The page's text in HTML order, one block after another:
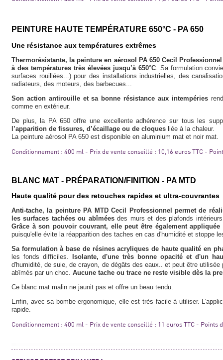
PEINTURE HAUTE TEMPÉRATURE 650°C - PA 650
Une résistance aux températures extrêmes
Thermorésistante, la peinture en aérosol PA 650 Cecil
à des températures très élevées jusqu’à 650°C. Sa formulation
surfaces rouillées...) pour des installations industrielles, des
radiateurs, des moteurs, des barbecues...
Son action antirouille et sa bonne résistance aux intempéries
comme en extérieur.
De plus, la PA 650 offre une excellente adhérence sur tous les
l’apparition de fissures, d’écaillage ou de cloques liée à la chaleur.
La peinture aérosol PA 650 est disponible en aluminium mat et noir mat.
Conditionnement : 400 ml - Prix de vente conseillé : 10,16 euros TTC -
BLANC MAT - PRÉPARATION/FINITION - PA MTD
Haute qualité pour des retouches rapides et ultra-couvrantes
Anti-tache, la peinture PA MTD Cecil Professionnel permet de
les surfaces tachées ou abîméesdes murs et des plafonds
Grâce à son pouvoir couvrant, elle peut être également appliquée
puisqu'elle évite la réapparition des taches en cas d'humidité et stoppe
Sa formulation à base de résines acryliques de haute qualité en
les fonds difficiles. Isolante, d'une très bonne opacité et d'un
d'humidité, de suie, de crayon, de dégâts des eaux.. et peut être
abîmés par un choc. Aucune tache ou trace ne reste visible dès la
Ce blanc mat malin ne jaunit pas et offre un beau tendu.
Enfin, avec sa bombe ergonomique, elle est très facile à utiliser.
rapide.
Conditionnement : 400 ml - Prix de vente conseillé : 11 euros TTC - Points